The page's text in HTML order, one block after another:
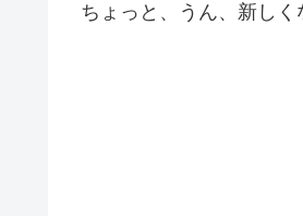
ちょっと、うん、新しく